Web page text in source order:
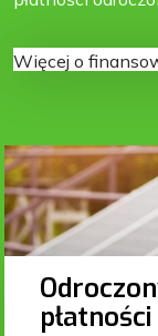
Więcej o